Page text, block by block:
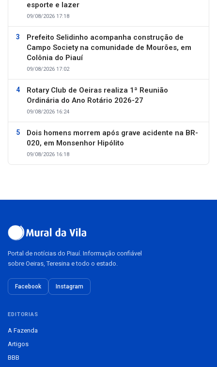
esporte e lazer
09/08/2026 17:18
Prefeito Selidinho acompanha construção de
Campo Society na comunidade de Mourões, em
Colônia do Piauí
09/08/2026 17:02
Rotary Club de Oeiras realiza 1ª Reunião
Ordinária do Ano Rotário 2026-27
09/08/2026 16:24
Dois homens morrem após grave acidente na BR-
020, em Monsenhor Hipólito
09/08/2026 16:18
Portal de notícias do Piauí. Informação confiável
sobre Oeiras, Teresina e todo o estado.
Facebook Instagram
EDITORIAS
A Fazenda
Artigos
BBB